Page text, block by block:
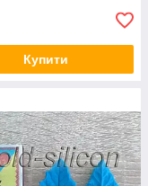
Купити